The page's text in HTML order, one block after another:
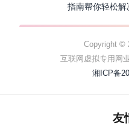
指南帮你轻松
Copyright ©
互联网虚拟专用网
湘ICP备
友